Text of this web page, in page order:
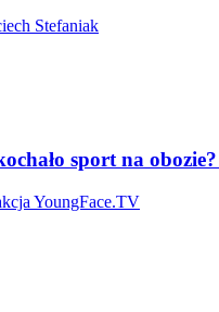
Stefaniak
sport na
YoungFace.TV